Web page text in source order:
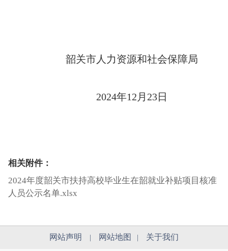
韶关市人力资源和社会保障局
2024年12月23日
相关附件：
2024年度韶关市扶持高校毕业生在韶就业补贴项目核准
人员公示名单.xlsx
网站声明 网站地图 关于我们